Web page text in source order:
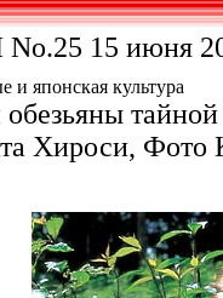
15 июня
и японская культура
Хироси, Фото